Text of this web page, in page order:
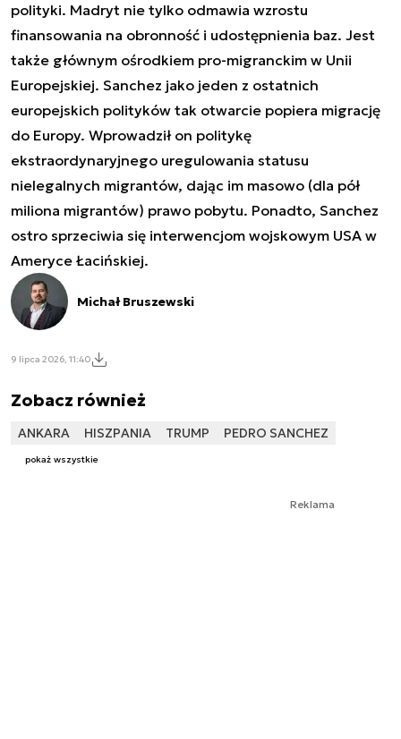
polityki. Madryt nie tylko odmawia wzrostu
finansowania na obronność i udostępnienia baz. Jest
także głównym ośrodkiem pro-migranckim w Unii
Europejskiej. Sanchez jako jeden z ostatnich
europejskich polityków tak otwarcie popiera migrację
do Europy. Wprowadził on politykę
ekstraordynaryjnego uregulowania statusu
nielegalnych migrantów, dając im masowo (dla pół
miliona migrantów) prawo pobytu. Ponadto, Sanchez
ostro sprzeciwia się interwencjom wojskowym USA w
Ameryce Łacińskiej.
Michał Bruszewski
9 lipca 2026, 11:40
Zobacz również
ANKARA HISZPANIA TRUMP PEDRO SANCHEZ
pokaż wszystkie
Reklama